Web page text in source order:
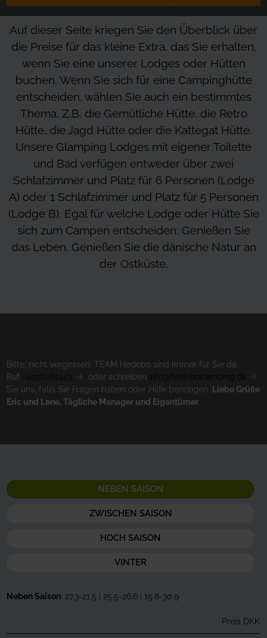
Auf dieser Seite kriegen Sie den Überblick über
die Preise für das kleine Extra, das Sie erhalten,
wenn Sie eine unserer Lodges oder Hütten
buchen. Wenn Sie sich für eine Campinghütte
entscheiden, wählen Sie auch ein bestimmtes
Thema. Z.B. die Gemütliche Hütte, die Retro
Hütte, die Jagd Hütte oder die Kattegat Hütte.
Unsere Glamping Lodges mit eigener Toilette
und Bad verfügen entweder über zwei
Schlafzimmer und Platz für 6 Personen (Lodge
A) oder 1 Schlafzimmer und Platz für 5 Personen
(Lodge B). Egal für welche Lodge oder Hütte Sie
sich zum Campen entscheiden: Genießen Sie
das Leben. Genießen Sie die dänische Natur an
der Ostküste.
Bitte, nicht vergessen: TEAM Hedebo sind immer für Sie da.
Ruf
oder schreiben
Sie uns, falls Sie Fragen haben oder Hilfe benötigen.
Liebe Grüße
Eric und Lene, Tägliche Manager und Eigentümer
NEBEN SAISON
ZWISCHEN SAISON
HOCH SAISON
VINTER
Neben Saison: 27.3-21.5 | 25.5-26.6 | 15.8-30.9
Preis DKK